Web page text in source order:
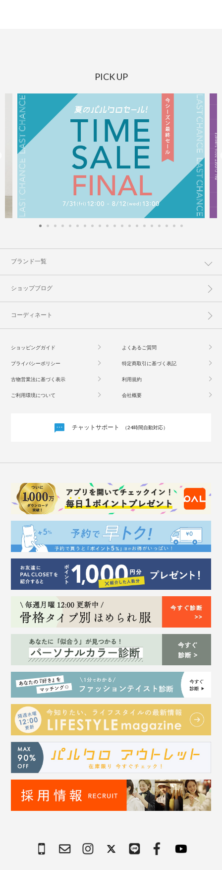
PICK UP
ブランド一覧
ショップブログ
コーディネート
ショッピングガイド よくあるご質問
プライバシーポリシー 特定商取引に基づく表記
古物営業法に基づく表示 利用規約
ご利用環境について 会社概要
チャットサポート （24時間自動対応）